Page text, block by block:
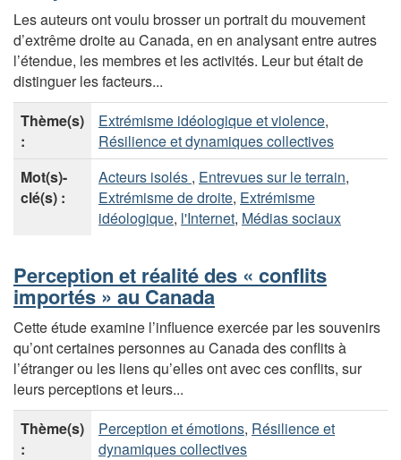
Les auteurs ont voulu brosser un portrait du mouvement
d’extrême droite au Canada, en en analysant entre autres
l’étendue, les membres et les activités. Leur but était de
distinguer les facteurs...
Thème(s)
:
Extrémisme idéologique et violence,
Résilience et dynamiques collectives
Mot(s)-
clé(s) :
Acteurs isolés , Entrevues sur le terrain,
Extrémisme de droite, Extrémisme
idéologique, l'Internet, Médias sociaux
Perception et réalité des « conflits
importés » au Canada
Cette étude examine l’influence exercée par les souvenirs
qu’ont certaines personnes au Canada des conflits à
l’étranger ou les liens qu’elles ont avec ces conflits, sur
leurs perceptions et leurs...
Thème(s)
:
Perception et émotions, Résilience et
dynamiques collectives